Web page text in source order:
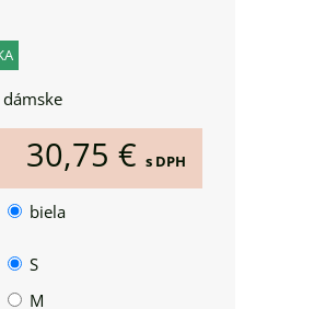
30,75 € s DPH
biela
S
M